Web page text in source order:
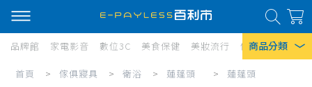
商品分類
熱門搜尋
品牌館 家電影音 數位3C 美食保健 美妝流行 傢俱寢具 居
傢首頁 > 傢俱寢具 > 衛浴 > 蓮蓬頭 > 蓮蓬頭